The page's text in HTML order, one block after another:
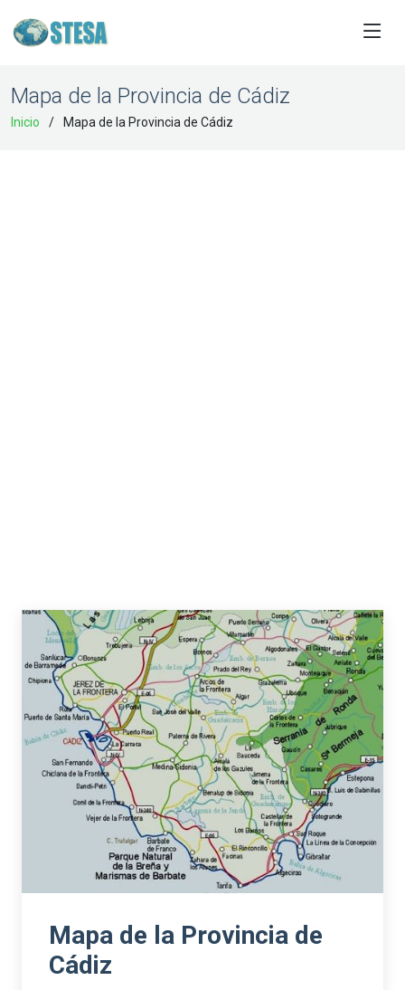
Mapa de la Provincia de Cádiz
Inicio Mapa de la Provincia de Cádiz
Mapa de la Provincia de
Cádiz